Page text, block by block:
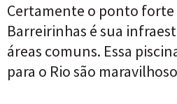
Certamente o ponto forte
Barreirinhas é sua
áreas comuns. Essa
para o Rio são